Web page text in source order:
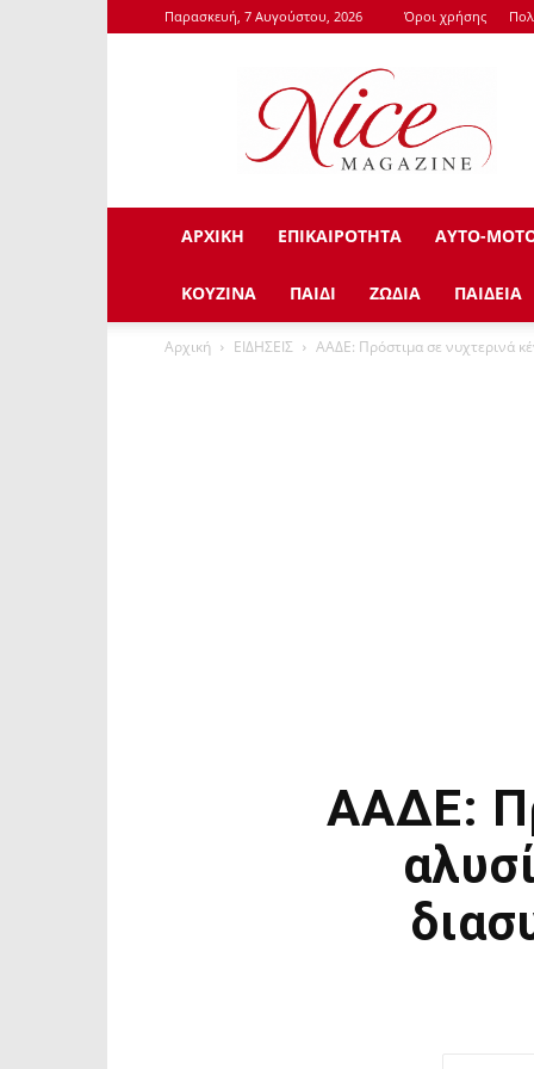
Παρασκευή, 7 Αυγούστου, 2026 Όροι χρήσης
NiceMagazine.Gr
ΑΡΧΙΚΗ ΕΠΙΚΑΙΡΟΤΗΤΑ ΑΥΤΟ-
ΚΟΥΖΙΝΑ ΠΑΙΔΙ ΖΩΔΙΑ ΠΑΙΔΕΙΑ
Αρχική ΕΙΔΗΣΕΙΣ ΑΑΔΕ: Πρόστιμα σε νυχτερινά
ΑΑΔΕ: